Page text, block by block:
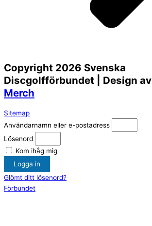
Copyright 2026 Svenska
Discgolfförbundet | Design av
Merch
Sitemap
Användarnamn eller e-postadress
Lösenord
Kom ihåg mig
Logga in
Glömt ditt lösenord?
Förbundet